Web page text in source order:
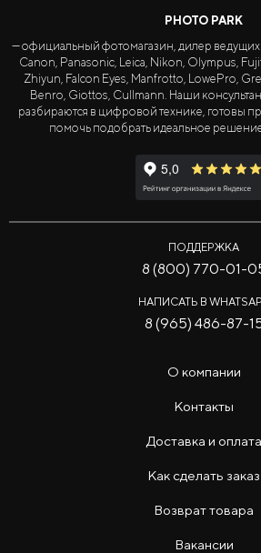
PHOTO PARK
— официальный фотомагазин, дилер
Canon, Panasonic, Leica, Nikon, Olympus,
Zhiyun, Falcon Eyes, Manfrotto, LowePro,
Benro, Giottos, Cullmann. Наши
разбираются в цифровой технике, готовы
помочь подобрать идеальное
ПОДДЕРЖКА
8 (800) 770-01-
НАПИСАТЬ В
8 (965) 486-87-
О компании
Контакты
Доставка и оплата
Как сделать заказ
Возврат товара
Вакансии